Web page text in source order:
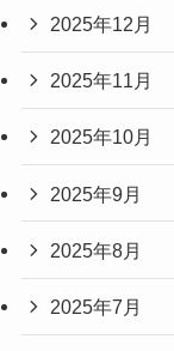
2025年12月
2025年11月
2025年10月
2025年9月
2025年8月
2025年7月